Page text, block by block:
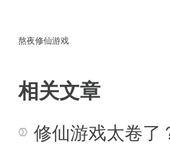
7、每天可进行两次
9、真武阁，当有玩
10、助力系统领取
熬夜修仙游戏
相关文章
修仙游戏太卷了